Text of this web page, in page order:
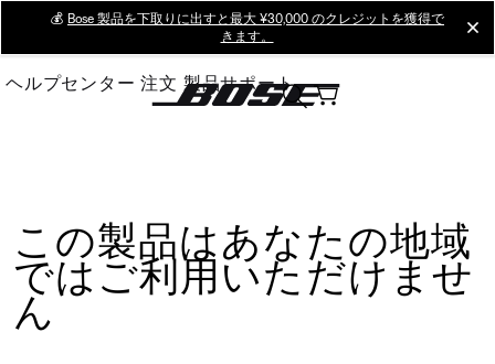
Main
💰 Bose 製品を下取りに出すと最大 ¥30,000 のクレジットを獲得で
きます。
ヘルプセンター 注文 製品サポート
この製品はあなたの地域
ではご利用いただけませ
ん